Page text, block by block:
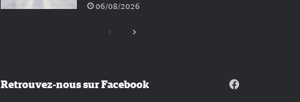
06/08/2026
Page
Retrouvez-nous sur Facebook